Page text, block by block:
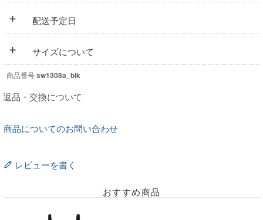
+ 配送予定日
+ サイズについて
商品番号sw1308a_blk
返品・交換について
商品についてのお問い合わせ
レビューを書く
おすすめ商品